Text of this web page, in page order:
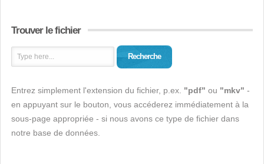
Trouver le fichier
Recherche
Entrez simplement l'extension du fichier, p.ex. "pdf" ou "mkv" -
en appuyant sur le bouton, vous accéderez immédiatement à la
sous-page appropriée - si nous avons ce type de fichier dans
notre base de données.